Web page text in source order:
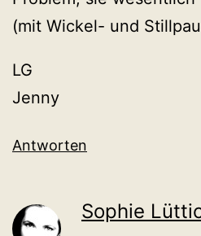
(mit Wickel- und
LG
Jenny
Antworten
Sophie